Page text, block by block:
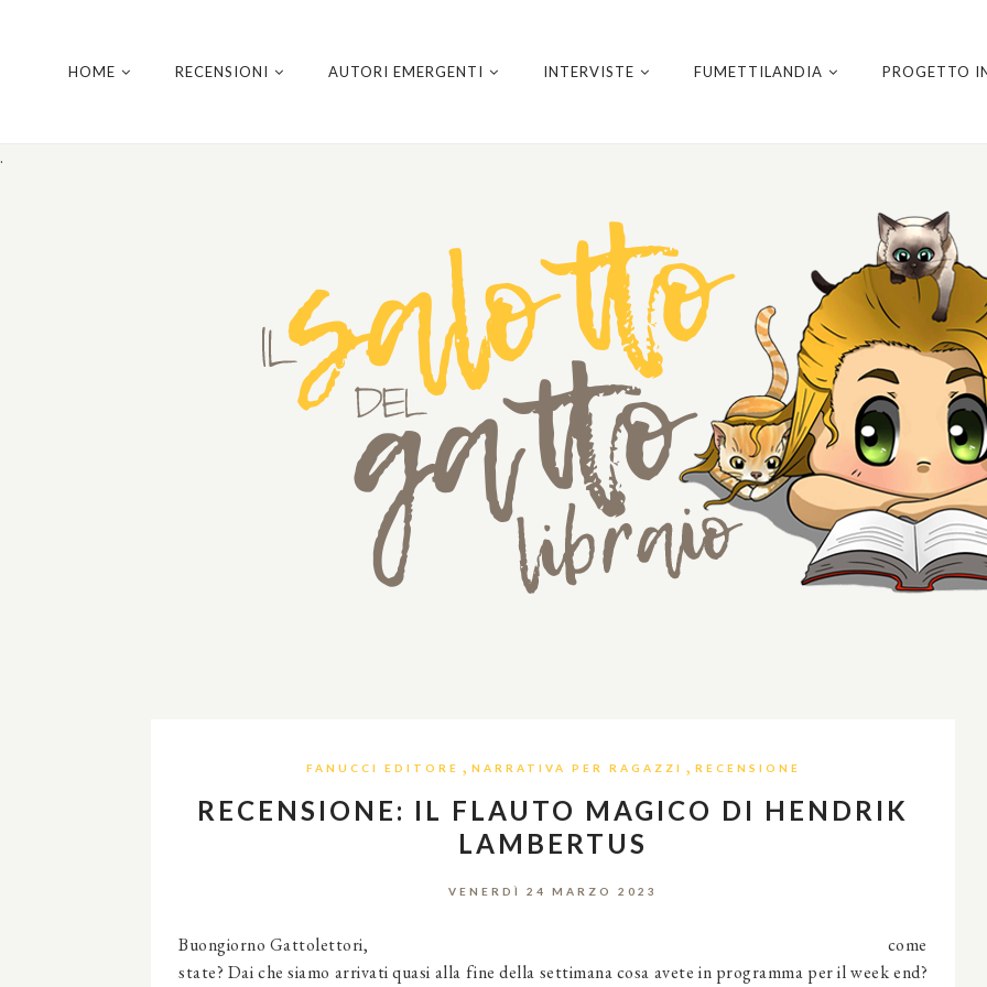
.
HOME RECENSIONI AUTORI EMERGENTI INTERVISTE FUMETTILANDIA PROGETTO
FANUCCI EDITORE , NARRATIVA PER RAGAZZI , RECENSIONE
RECENSIONE: IL FLAUTO MAGICO DI HENDRIK
LAMBERTUS
VENERDÌ 24 MARZO 2023
Buongiorno Gattolettori, come
state? Dai che siamo arrivati quasi alla fine della settimana cosa avete in programma per il week end?